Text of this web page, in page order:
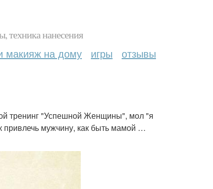
техника нанесения
макияж на дому игры отзывы
тренинг "Успешной Женщины", мол "я
привлечь мужчину, как быть мамой …